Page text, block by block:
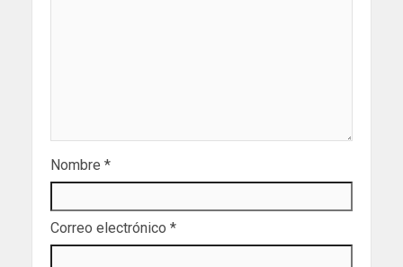
Nombre *
Correo electrónico *